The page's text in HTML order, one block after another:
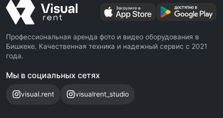
Профессиональная аренда фото и видео оборудования в
Бишкеке. Качественная техника и надежный сервис с 2021
года.
Мы в социальных сетях
visual.rent visualrent_studio